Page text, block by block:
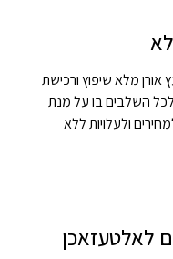
מלא שיפוץ ורכישת
השלבים בו על מנת
ולעלויות ללא
לאלטעזאכן